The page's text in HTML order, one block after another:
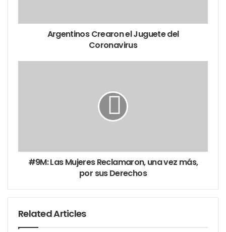
En 1962, los hinchas del Xeneize recordarán la
definición de ese torneo, donde en la anteúltima
una Bombonera colmada, Valentín puso arriba a Boca
de penal, River tuvo la posibilidad de empatar el
partido de penal, pero Roma se hizo gigante ante
ante Estudiantes. Finalmente, el conjunto de la
Ribera no falló y goleó a Estudiantes 4 a 0 (con gol
de Menéndez, dos de Valentín y uno de Pueblas).
Pasaron casi 20 años para la siguiente definición de
Argentinos Crearon el Juguete del
Coronavirus
#9M: Las Mujeres Reclamaron, una vez más,
por sus Derechos
Related Articles